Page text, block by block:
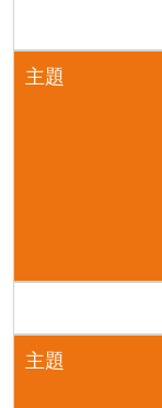
主題
主題